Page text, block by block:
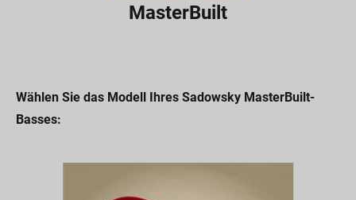
MasterBuilt
Wählen Sie das Modell Ihres Sadowsky MasterBuilt-
Basses: